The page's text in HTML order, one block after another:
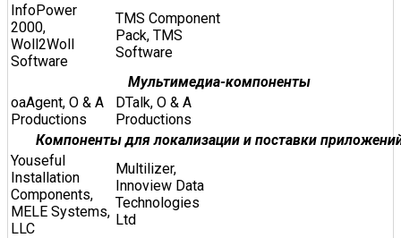
InfoPower
2000,
Woll2Woll
Software
TMS Component
Pack, TMS
Software
Мультимедиа-компоненты
oaAgent, O & A
Productions
DTalk, O & A
Productions
Компоненты для локализации и поставки
Youseful
Installation
Components,
MELE Systems,
LLC
Multilizer,
Innoview Data
Technologies
Ltd